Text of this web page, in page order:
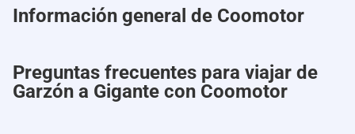
Información general de Coomotor
Preguntas frecuentes para viajar de
Garzón a Gigante con Coomotor